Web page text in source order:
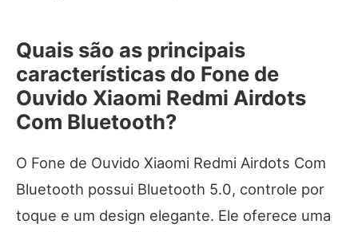
Quais são as principais
características do Fone de
Ouvido Xiaomi Redmi Airdots
Com Bluetooth?
O Fone de Ouvido Xiaomi Redmi Airdots Com
Bluetooth possui Bluetooth 5.0, controle por
toque e um design elegante. Ele oferece uma